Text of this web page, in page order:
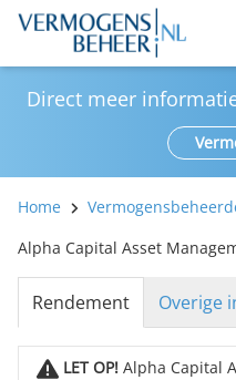
Direct meer
Home
Alpha Capital Asset
Rendement Overige
LET OP! Alpha Capital